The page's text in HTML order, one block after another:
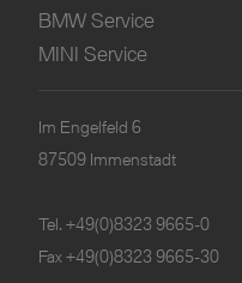
BMW Service
MINI Service
Im Engelfeld 6
87509 Immenstadt
Tel. +49(0)8323 9665-0
Fax +49(0)8323 9665-30